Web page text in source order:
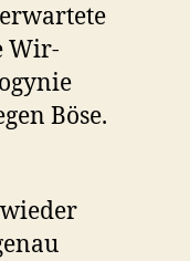
Wir-
Böse.